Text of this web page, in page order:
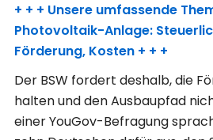
+ + + Unsere umfassende
Photovoltaik-Anlage:
Förderung, Kosten + + +
Der BSW fordert deshalb, die
halten und den Ausbaupfad
einer YouGov-Befragung